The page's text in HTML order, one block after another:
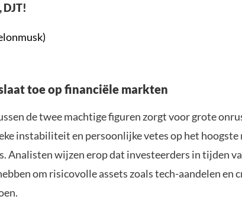
DJT!
toe op financiële markten
de twee machtige figuren zorgt voor grote
instabiliteit en persoonlijke vetes op het hoogste
Analisten wijzen erop dat investeerders in tijden
om risicovolle assets zoals tech-aandelen en